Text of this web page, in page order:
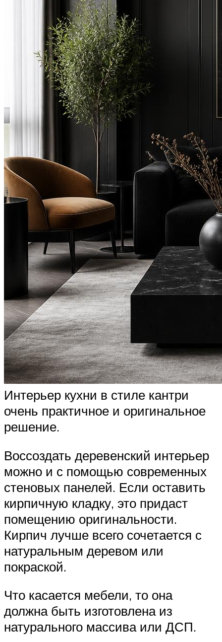
Интерьер кухни в стиле кантри
очень практичное и оригинальное
решение.
Воссоздать деревенский интерьер
можно и с помощью современных
стеновых панелей. Если оставить
кирпичную кладку, это придаст
помещению оригинальности.
Кирпич лучше всего сочетается с
натуральным деревом или
покраской.
Что касается мебели, то она
должна быть изготовлена из
натурального массива или ДСП.